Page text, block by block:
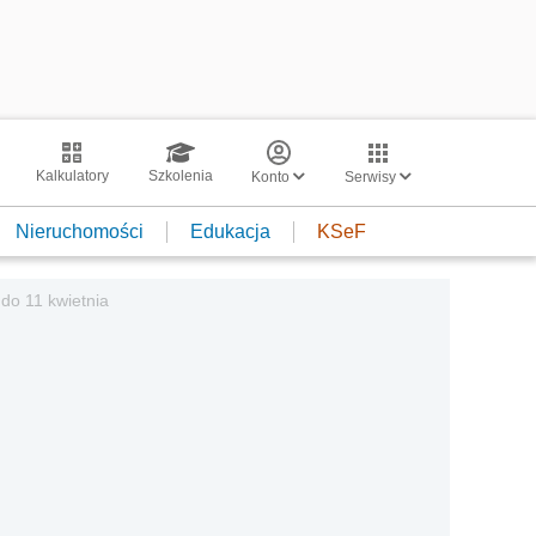
Kalkulatory Szkolenia Konto Serwisy
Nieruchomości Edukacja KSeF
11 kwietnia